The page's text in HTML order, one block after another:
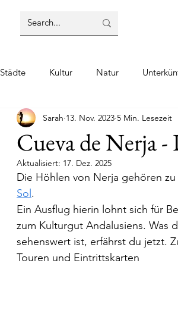
Städte Kultur Natur
Cueva de Nerja
Sarah 13. Nov. 2023 5 Min. Lesezeit
Aktualisiert: 17. Dez. 2025
Die Höhlen von Nerja gehören
Sol .
Ein Ausflug hierin lohnt sich für
zum Kulturgut Andalusiens. Was
sehenswert ist, erfährst du jetzt.
Touren und Eintrittskarten